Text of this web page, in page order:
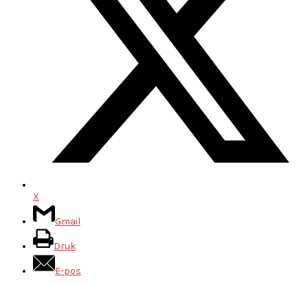
X
Gmail
Druk
E-pos